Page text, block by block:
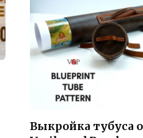
Выкройка тубуса